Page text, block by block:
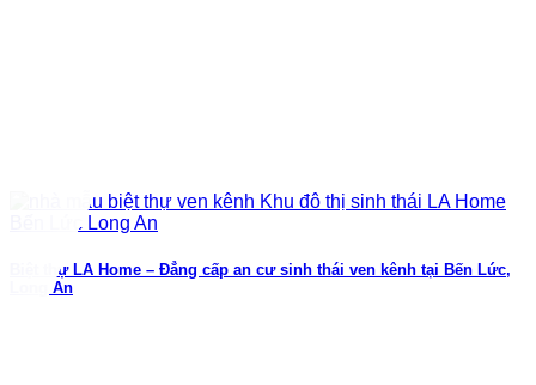
Biệt thự LA Home – Đẳng cấp an cư sinh thái ven kênh tại Bến Lức,
Long An